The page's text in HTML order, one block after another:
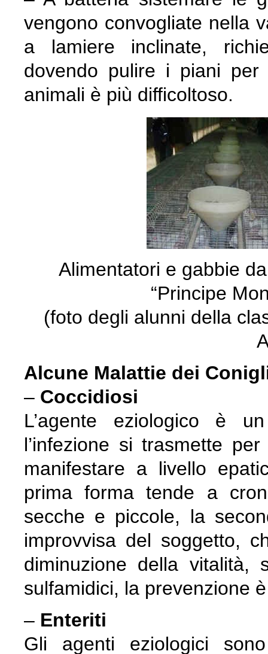
vengono convogliate nella
a lamiere inclinate,
dovendo pulire i piani
animali è più difficoltoso.
Alimentatori e gabbie
“Principe
(foto degli alunni della
Alcune Malattie dei
– Coccidiosi
L’agente eziologico è
l’infezione si trasmette
manifestare a livello
prima forma tende a
secche e piccole, la
improvvisa del soggetto,
diminuzione della vitalità,
sulfamidici, la prevenzione
– Enteriti
Gli agenti eziologici